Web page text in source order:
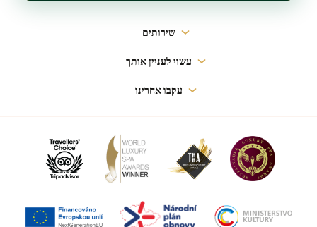
שירותים
עשוי לעניין אותך
עקבו אחרינו